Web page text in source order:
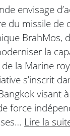
envisage
du missile de
BrahMos,
la
la Marine
s’inscrit
visant
force
Lire la